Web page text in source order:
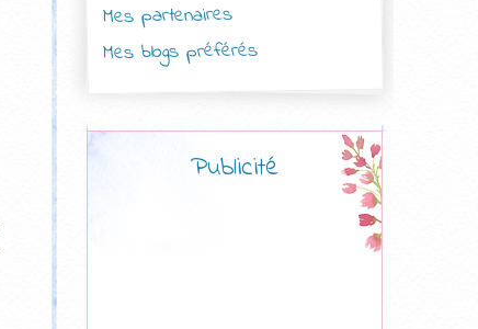
Mes partenaires
Mes blogs préférés
Publicité